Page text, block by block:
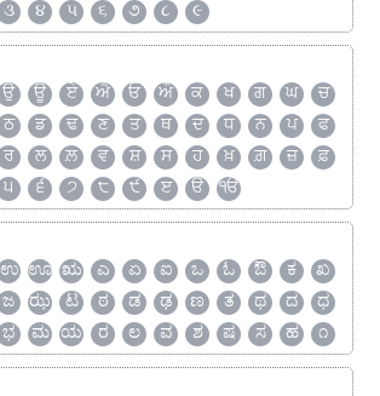
૩ ૪ ૫ ૬ ૭ ૮ ૯
ਉ ਊ ਏ ਐ ਓ ਔ ਕ ਖ ਗ ਘ
ਚ
ਠ ਡ ਢ ਣ ਤ ਥ ਦ ਧ ਨ ਪ
ਫ
ਰ ਲ ਲ਼ ਵ ਸ਼ ਸ ਹ ਖ਼ ਗ਼ ਜ਼
ਫ਼
੫ ੬ ੭ ੮ ੯ ੲ ੳ ੴ
ಉ ಊ ಋ ಎ ಏ ಐ ಒ ಓ ಔ ಕ
ಖ
ಜ ಝ ಟ ಠ ಡ ಢ ಣ ತ ಥ ದ
ಧ
ಭ ಮ ಯ ರ ಲ ವ ಶ ಷ ಸ ಹ ೧